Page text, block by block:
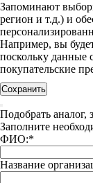
Запоминают
регион и т.д.) и
Например, вы
поскольку данные
покупательские
Сохранить
Подобрать аналог,
Заполните
ФИО:*
Название